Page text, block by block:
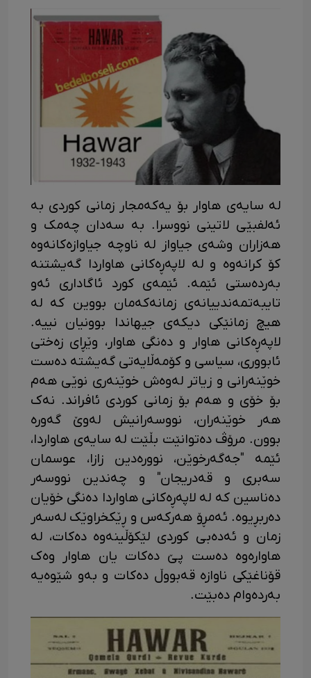
لە سایەی هاوار بۆ یەکەمجار زمانی کوردی بە
ئەلفبێی لاتینی نووسرا. بە سەدان چەمک و
هەزاران وشەی جیاواز لە ناوچە جیاوازەکانەوە
کۆ کرانەوە و لە لاپەڕەکانی هاواردا گەیشتنە
بەردەستی ئێمە. ئێمەی کورد ئاگاداری ئەو
تایبەتمەندییانەی زمانەکەمان بووین کە لە
هیچ زمانێکی دیکەی جیهاندا بوونیان نییە.
لاپەڕەکانی هاوار و دەنگی هاوار، وێڕای زەختی
ئابووری، سیاسی و کۆمەڵایەتی گەیشتە دەست
خوێنەرانی و زیاتر لەوەش خوێنەری نوێی هەم
بۆ خۆی و هەم بۆ زمانی کوردی ئافراند. نەک
هەر خوێنەران، نووسەرانیش لەوێ گەورە
بوون. مرۆڤ دەتوانێت بڵێت لە سایەی هاواردا،
ئێمە "جەگەرخوێن، نوورەدین زازا، عوسمان
سەبری و قەدریجان" و چەندین نووسەر
دەناسین کە لە لاپەڕەکانی هاواردا دەنگی خۆیان
دەربڕیوە. ئەمڕۆ هەرکەس و ڕێکخراوێک لەسەر
زمان و ئەدەبی کوردی لێکۆڵینەوە دەکات، لە
هاوارەوە دەست پێ دەکات یان هاوار وەک
قۆناغێکی ناوازە قەبووڵ دەکات و بەو شێوەیە
بەردەوام دەبێت.